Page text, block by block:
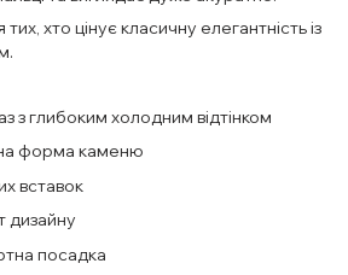
хто цінує класичну елегантність із
з глибоким холодним відтінком
форма каменю
вставок
дизайну
посадка